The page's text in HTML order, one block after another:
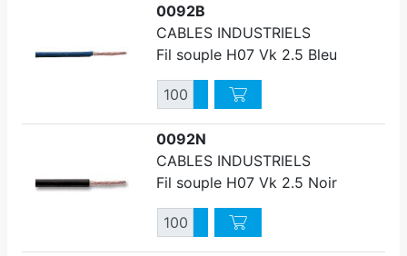
0092B
CABLES INDUSTRIELS
Fil souple H07 Vk 2.5 Bleu
QuantitéAugmenter quantité
Diminuer quantité
0092N
CABLES INDUSTRIELS
Fil souple H07 Vk 2.5 Noir
QuantitéAugmenter quantité
Diminuer quantité